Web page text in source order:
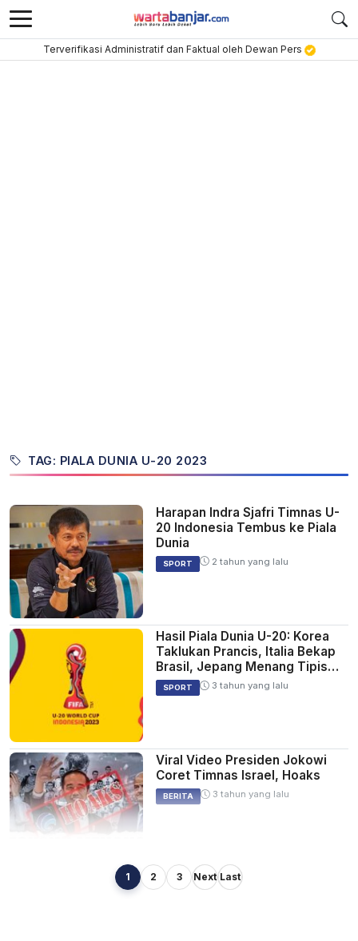
Terverifikasi Administratif dan Faktual oleh Dewan Pers
TAG: PIALA DUNIA U-20 2023
Harapan Indra Sjafri Timnas U-
20 Indonesia Tembus ke Piala
Dunia
SPORT 2 tahun yang lalu
Hasil Piala Dunia U-20: Korea
Taklukan Prancis, Italia Bekap
Brasil, Jepang Menang Tipis
Atas Senegal
SPORT 3 tahun yang lalu
Viral Video Presiden Jokowi
Coret Timnas Israel, Hoaks
BERITA 3 tahun yang lalu
Batal Jadi Tuan Rumah Piala
1 2 3 Next Last